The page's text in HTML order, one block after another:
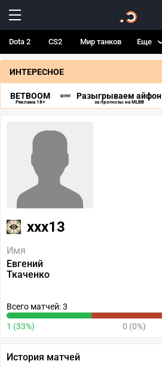
Dota 2 CS2 Мир танков Еще
ИНТЕРЕСНОЕ
BETBOOM
Реклама 18+
Разыгрываем айфон
за прогнозы на MLBB
xxx13
Имя
Евгений
Ткаченко
Всего матчей: 3
1 (33%) 0 (0%)
История матчей